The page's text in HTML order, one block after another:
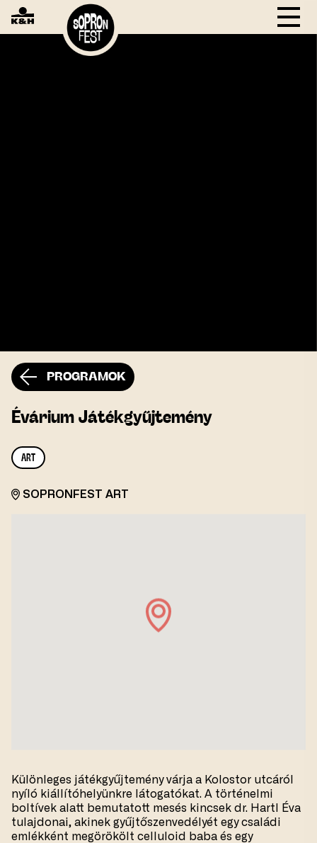
PROGRAMOK
Évárium Játékgyűjtemény
ART
SOPRONFEST ART
Különleges játékgyűjtemény várja a Kolostor utcáról
nyíló kiállítóhelyünkre látogatókat. A történelmi
boltívek alatt bemutatott mesés kincsek dr. Hartl Éva
tulajdonai, akinek gyűjtőszenvedélyét egy családi
emlékként megörökölt celluloid baba és egy